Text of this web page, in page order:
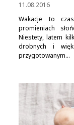
11.08.2016
Wakacje to
promieniach
Niestety, latem
drobnych i
przygotowanym...